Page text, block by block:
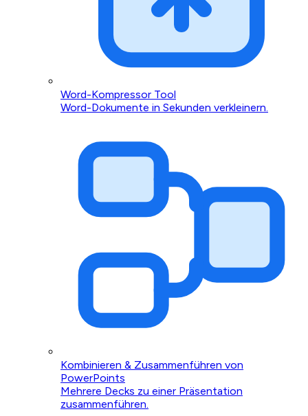
Word-Kompressor Tool
Word-Dokumente in Sekunden verkleinern.
Kombinieren & Zusammenführen von
PowerPoints
Mehrere Decks zu einer Präsentation
zusammenführen.